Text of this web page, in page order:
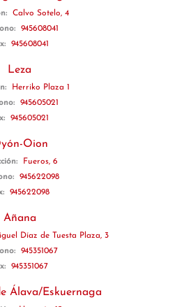
Calvo Sotelo, 4
945608041
945608041
Leza
Herriko Plaza 1
945605021
945605021
Oion
Fueros, 6
945622098
945622098
Añana
Díaz de Tuesta Plaza, 3
945351067
945351067
Álava/Eskuernaga